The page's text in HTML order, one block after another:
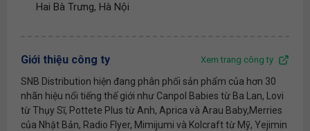
Hai Bà Trưng, Hà Nội
Giới thiệu công ty Xem trang công ty
SNB Distribution hiện đang phân phối sản phẩm của hơn 30
nhãn hiệu nổi tiếng thế giới như Canpol Babies từ Ba Lan, Lovi
từ Thụy Sĩ, Pottete Plus từ Anh, Aprica và Arau Baby,Merries
của Nhật Bản, Radio Flyer, Mimijumi và Kolcraft từ Mỹ, Yejimin